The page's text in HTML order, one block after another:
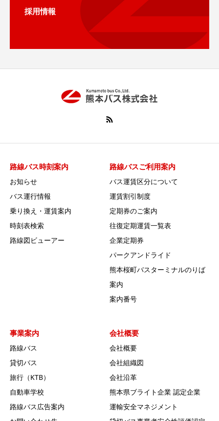
採用情報
路線バス時刻案内
お知らせ
バス運行情報
乗り換え・運賃案内
時刻表検索
路線図ビューアー
路線バスご利用案内
バス運賃区分について
運賃割引制度
定期券のご案内
往復定期運賃一覧表
企業定期券
パークアンドライド
熊本桜町バスターミナルのりば
案内
案内番号
事業案内
路線バス
貸切バス
旅行（KTB）
自動車学校
路線バス広告案内
会社概要
会社概要
会社組織図
会社沿革
熊本県ブライト企業 認定企業
運輸安全マネジメント